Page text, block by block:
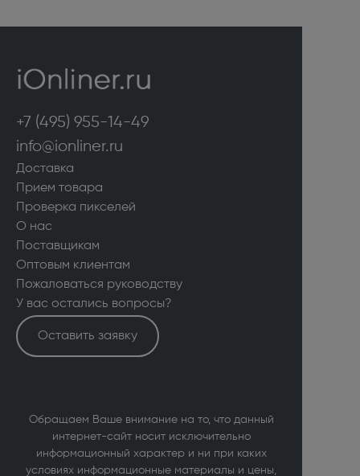
+7 (495) 955-14-49
info@ionliner.ru
Доставка
Прием товара
Проверка пикселей
О нас
Поставщикам
Оптовым клиентам
Пожаловаться руководству
У вас остались вопросы?
Оставить заявку
Обращаем Ваше внимание на то, что данный
интернет-сайт носит исключительно
информационный характер и ни при каких
условиях информационные материалы и цены,